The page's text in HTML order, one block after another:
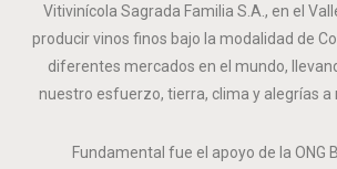
Vitivinícola Sagrada Familia S.A., en el
producir vinos finos bajo la modalidad de
diferentes mercados en el mundo,
nuestro esfuerzo, tierra, clima y alegrías a
Fundamental fue el apoyo de la ONG